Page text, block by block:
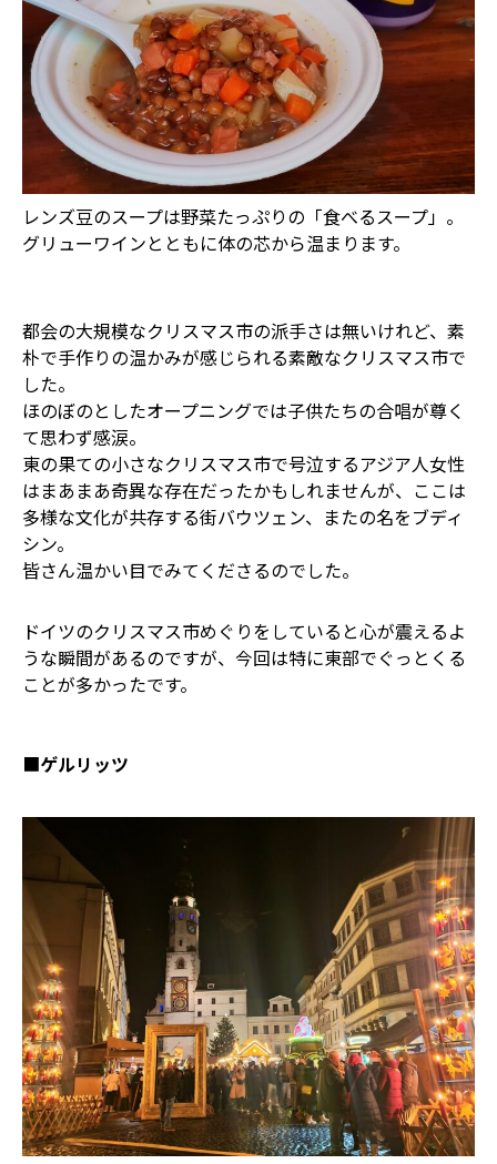
レンズ豆のスープは野菜たっぷりの「食べるスープ」。
グリューワインとともに体の芯から温まります。
都会の大規模なクリスマス市の派手さは無いけれど、素
朴で手作りの温かみが感じられる素敵なクリスマス市で
した。
ほのぼのとしたオープニングでは子供たちの合唱が尊く
て思わず感涙。
東の果ての小さなクリスマス市で号泣するアジア人女性
はまあまあ奇異な存在だったかもしれませんが、ここは
多様な文化が共存する街バウツェン、またの名をブディ
シン。
皆さん温かい目でみてくださるのでした。
ドイツのクリスマス市めぐりをしていると心が震えるよ
うな瞬間があるのですが、今回は特に東部でぐっとくる
ことが多かったです。
■ゲルリッツ